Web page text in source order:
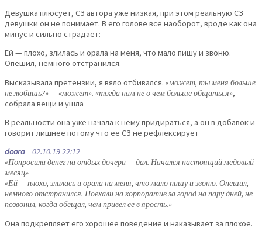
Девушка плюсует, СЗ автора уже низкая, при этом реальную СЗ
девушки он не понимает. В его голове все наоборот, вроде как она
минус и сильно страдает:
Ей — плохо, злилась и орала на меня, что мало пишу и звоню.
Опешил, немного отстранился.
Высказывала претензии, я вяло отбивался. «может, ты меня больше
не любишь?» — «может». «тогда нам не о чем больше общаться»,
собрала вещи и ушла
В реальности она уже начала к нему придираться, а он в добавок и
говорит лишнее потому что ее СЗ не рефлексирует
doora 02.10.19 22:12
«Попросила денег на отдых дочери — дал. Начался настоящий медовый
месяц»
«Ей — плохо, злилась и орала на меня, что мало пишу и звоню. Опешил,
немного отстранился. Поехали на корпоратив за город на пару дней, не
позвонил, когда обещал, чем привел ее в ярость.»
Она подкрепляет его хорошее поведение и наказывает за плохое.